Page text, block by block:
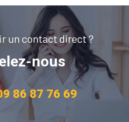
un contact direct ?
nous
86 87 76 69